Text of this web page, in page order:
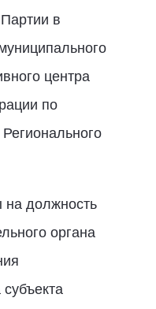
в
центра
по
на должность
органа